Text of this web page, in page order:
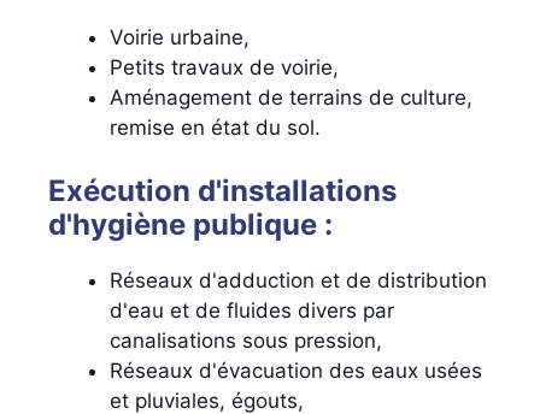
Voirie urbaine,
Petits travaux de voirie,
Aménagement de terrains de culture,
remise en état du sol.
Exécution d'installations
d'hygiène publique :
Réseaux d'adduction et de distribution
d'eau et de fluides divers par
canalisations sous pression,
Réseaux d'évacuation des eaux usées
et pluviales, égouts,